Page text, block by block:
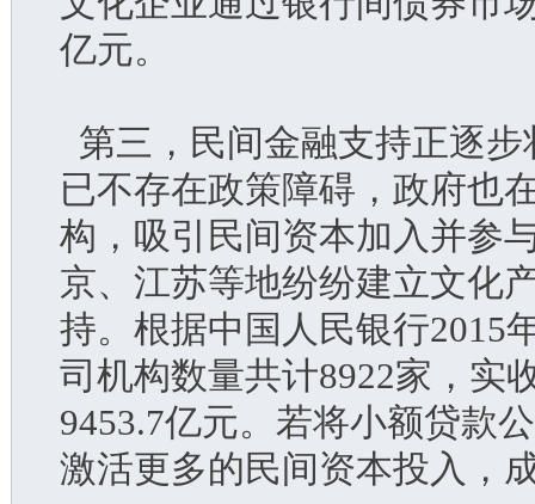
亿元。
第三，民间金融支持正逐
已不存在政策障碍，政府也
构，吸引民间资本加入并参
京、江苏等地纷纷建立文化
持。根据中国人民银行2015
司机构数量共计8922家，实
9453.7亿元。若将小额贷款
激活更多的民间资本投入，